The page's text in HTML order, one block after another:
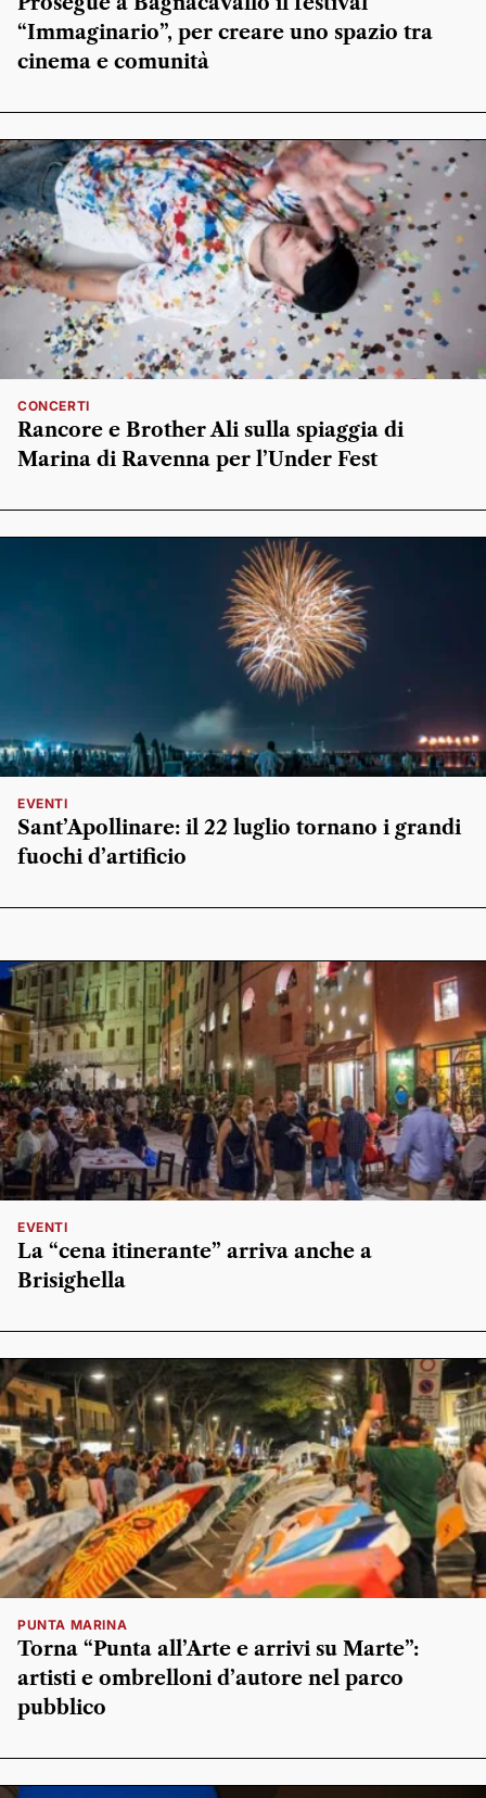
“Immaginario”, per creare uno spazio tra
cinema e comunità
CONCERTI
Rancore e Brother Ali sulla spiaggia di
Marina di Ravenna per l’Under Fest
EVENTI
Sant’Apollinare: il 22 luglio tornano i grandi
fuochi d’artificio
EVENTI
La “cena itinerante” arriva anche a
Brisighella
PUNTA MARINA
Torna “Punta all’Arte e arrivi su Marte”:
artisti e ombrelloni d’autore nel parco
pubblico